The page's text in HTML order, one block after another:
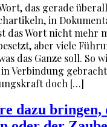
das gerade
in
das Wort nicht mehr
aber viele
das Ganze soll. So
Verbindung
doch […]
dazu bringen,